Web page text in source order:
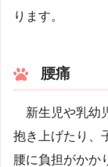
ります。
腰痛
新生児や乳幼
抱き上げたり、
腰に負担がかか